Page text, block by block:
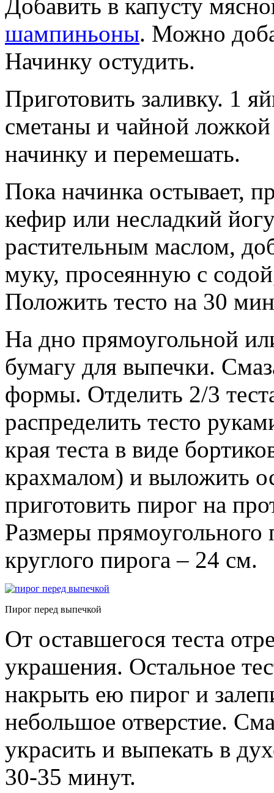
Добавить в капусту
шампиньоны. Можно
Начинку остудить.
Приготовить заливку. 1
сметаны и чайной
начинку и перемешать.
Пока начинка остывает,
кефир или несладкий
растительным маслом,
муку, просеянную с
Положить тесто на 30
На дно прямоугольной
бумагу для выпечки.
формы. Отделить 2/3
распределить тесто
края теста в виде
крахмалом) и выложить
приготовить пирог на
Размеры
круглого пирога – 24 см.
Пирог перед выпечкой
От оставшегося теста
украшения. Остальное
накрыть ею пирог и
небольшое отверстие.
украсить и выпекать в
30-35 минут.